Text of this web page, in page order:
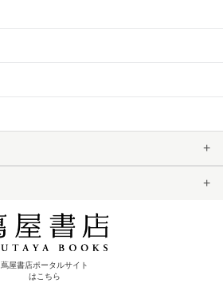
蔦屋書店ポータルサイト
はこちら